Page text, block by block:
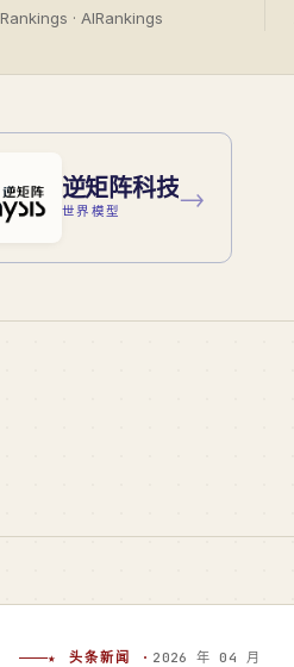
· AIRankings
逆矩阵科技
世界模型 →
★ 头条新闻 · 2026 年 04 月